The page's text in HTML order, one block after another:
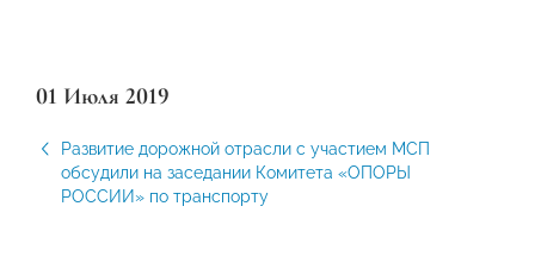
01 Июля 2019
Развитие дорожной отрасли с участием МСП
обсудили на заседании Комитета «ОПОРЫ
РОССИИ» по транспорту